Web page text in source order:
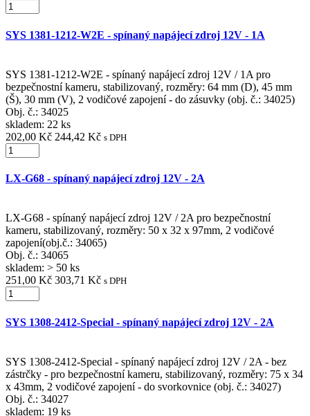
SYS 1381-1212-W2E - spínaný napájecí zdroj 12V - 1A
SYS 1381-1212-W2E - spínaný napájecí zdroj 12V / 1A pro
bezpečnostní kameru, stabilizovaný, rozměry: 64 mm (D), 45 mm
(Š), 30 mm (V), 2 vodičové zapojení - do zásuvky (obj. č.: 34025)
Obj. č.: 34025
skladem: 22 ks
202,00 Kč 244,42 Kč s DPH
LX-G68 - spínaný napájecí zdroj 12V - 2A
LX-G68 - spínaný napájecí zdroj 12V / 2A pro bezpečnostní
kameru, stabilizovaný, rozměry: 50 x 32 x 97mm, 2 vodičové
zapojení(obj.č.: 34065)
Obj. č.: 34065
skladem: > 50 ks
251,00 Kč 303,71 Kč s DPH
SYS 1308-2412-Special - spínaný napájecí zdroj 12V - 2A
SYS 1308-2412-Special - spínaný napájecí zdroj 12V / 2A - bez
zástrčky - pro bezpečnostní kameru, stabilizovaný, rozměry: 75 x 34
x 43mm, 2 vodičové zapojení - do svorkovnice (obj. č.: 34027)
Obj. č.: 34027
skladem: 19 ks